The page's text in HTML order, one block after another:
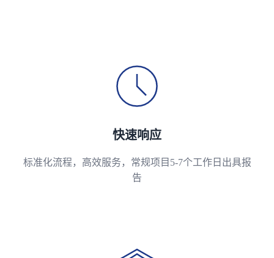
快速响应
标准化流程，高效服务，常规项目5-7个工作日出具报
告